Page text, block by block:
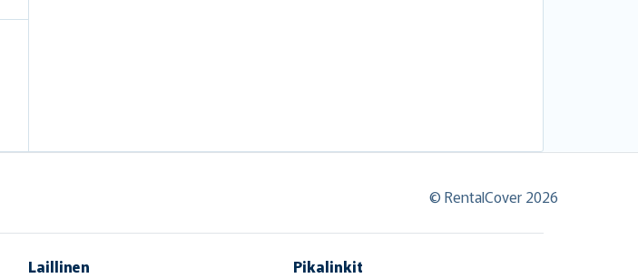
© RentalCover 2026
Laillinen
Pikalinkit